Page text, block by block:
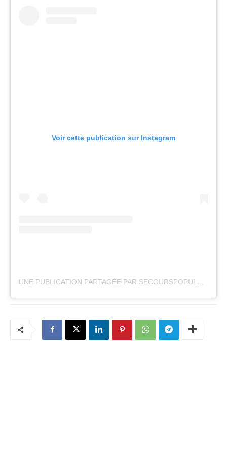
Voir cette publication sur Instagram
UNE PUBLICATION PARTAGÉE PAR SECOURSPOPULAIREFÉDÉRATIONDU92 (@SECOURSPOP92)